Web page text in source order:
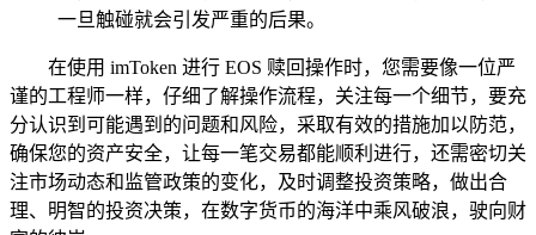
一旦触碰就会引发严重的后果。
在使用 imToken 进行 EOS 赎回操作时，您需要像一位严
谨的工程师一样，仔细了解操作流程，关注每一个细节，要充
分认识到可能遇到的问题和风险，采取有效的措施加以防范，
确保您的资产安全，让每一笔交易都能顺利进行，还需密切关
注市场动态和监管政策的变化，及时调整投资策略，做出合
理、明智的投资决策，在数字货币的海洋中乘风破浪，驶向财